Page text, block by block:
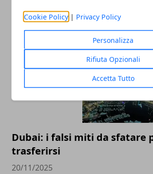
Cookie Policy | Privacy Policy
Personalizza
Rifiuta Opzionali
Accetta Tutto
ARTICOLI CORRELATI
Dubai: i falsi miti da sfatare
trasferirsi
20/11/2025